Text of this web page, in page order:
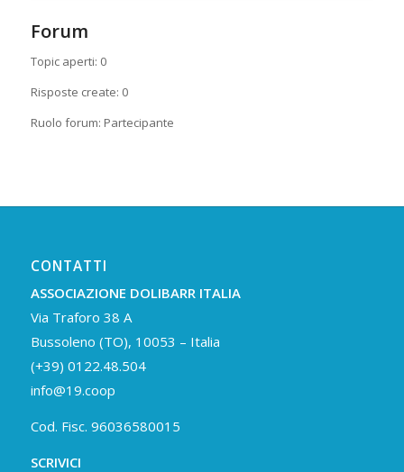
Forum
Topic aperti: 0
Risposte create: 0
Ruolo forum: Partecipante
CONTATTI
ASSOCIAZIONE DOLIBARR ITALIA
Via Traforo 38 A
Bussoleno (TO), 10053 – Italia
(+39) 0122.48.504
info@19.coop
Cod. Fisc. 96036580015
SCRIVICI